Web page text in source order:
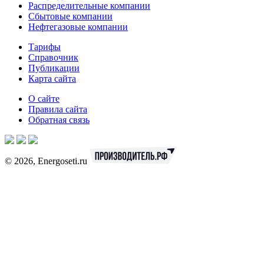
Распределительные компании
Сбытовые компании
Нефтегазовые компании
Тарифы
Справочник
Публикации
Карта сайта
О сайте
Правила сайта
Обратная связь
© 2026, Energoseti.ru